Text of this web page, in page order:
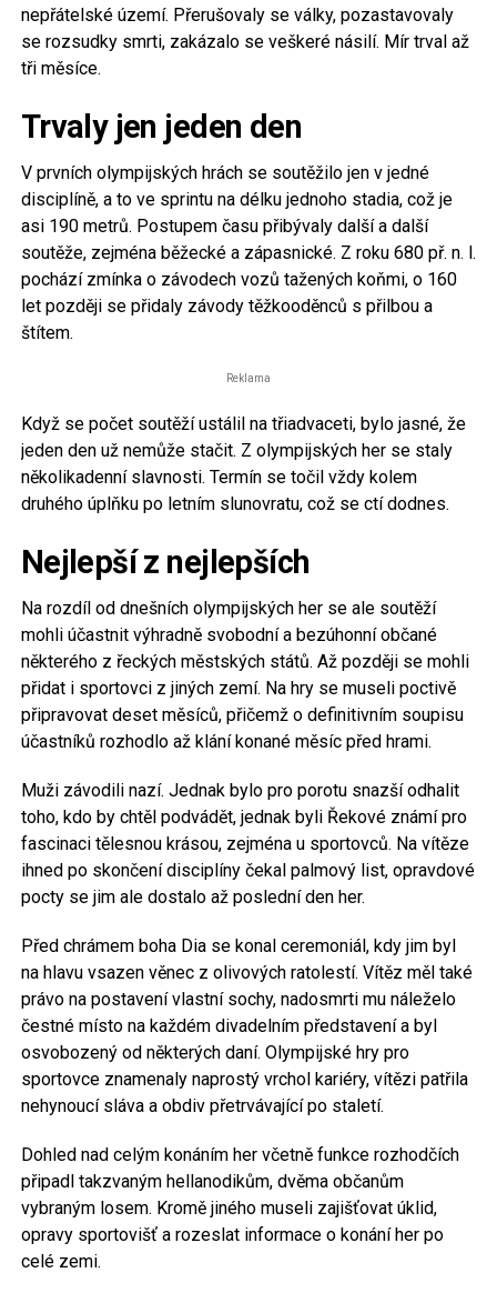
nepřátelské území. Přerušovaly se války, pozastavovaly
se rozsudky smrti, zakázalo se veškeré násilí. Mír trval až
tři měsíce.
Trvaly jen jeden den
V prvních olympijských hrách se soutěžilo jen v jedné
disciplíně, a to ve sprintu na délku jednoho stadia, což je
asi 190 metrů. Postupem času přibývaly další a další
soutěže, zejména běžecké a zápasnické. Z roku 680 př. n. l.
pochází zmínka o závodech vozů tažených koňmi, o 160
let později se přidaly závody těžkooděnců s přilbou a
štítem.
Reklama
Když se počet soutěží ustálil na třiadvaceti, bylo jasné, že
jeden den už nemůže stačit. Z olympijských her se staly
několikadenní slavnosti. Termín se točil vždy kolem
druhého úplňku po letním slunovratu, což se ctí dodnes.
Nejlepší z nejlepších
Na rozdíl od dnešních olympijských her se ale soutěží
mohli účastnit výhradně svobodní a bezúhonní občané
některého z řeckých městských států. Až později se mohli
přidat i sportovci z jiných zemí. Na hry se museli poctivě
připravovat deset měsíců, přičemž o definitivním soupisu
účastníků rozhodlo až klání konané měsíc před hrami.
Muži závodili nazí. Jednak bylo pro porotu snazší odhalit
toho, kdo by chtěl podvádět, jednak byli Řekové známí pro
fascinaci tělesnou krásou, zejména u sportovců. Na vítěze
ihned po skončení disciplíny čekal palmový list, opravdové
pocty se jim ale dostalo až poslední den her.
Před chrámem boha Dia se konal ceremoniál, kdy jim byl
na hlavu vsazen věnec z olivových ratolestí. Vítěz měl také
právo na postavení vlastní sochy, nadosmrti mu náleželo
čestné místo na každém divadelním představení a byl
osvobozený od některých daní. Olympijské hry pro
sportovce znamenaly naprostý vrchol kariéry, vítězi patřila
nehynoucí sláva a obdiv přetrvávající po staletí.
Dohled nad celým konáním her včetně funkce rozhodčích
připadl takzvaným hellanodikům, dvěma občanům
vybraným losem. Kromě jiného museli zajišťovat úklid,
opravy sportovišť a rozeslat informace o konání her po
celé zemi.